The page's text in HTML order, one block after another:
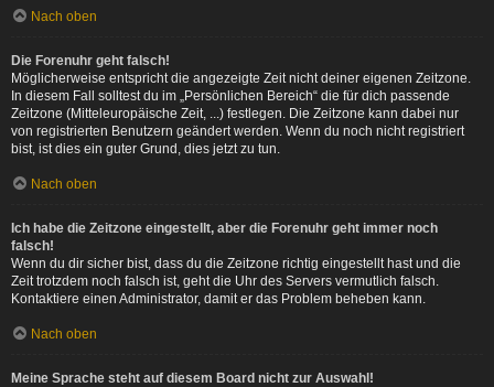
Nach oben
Die Forenuhr geht falsch!
Möglicherweise entspricht die angezeigte Zeit nicht deiner eigenen Zeitzone.
In diesem Fall solltest du im „Persönlichen Bereich“ die für dich passende
Zeitzone (Mitteleuropäische Zeit, ...) festlegen. Die Zeitzone kann dabei nur
von registrierten Benutzern geändert werden. Wenn du noch nicht registriert
bist, ist dies ein guter Grund, dies jetzt zu tun.
Nach oben
Ich habe die Zeitzone eingestellt, aber die Forenuhr geht immer noch
falsch!
Wenn du dir sicher bist, dass du die Zeitzone richtig eingestellt hast und die
Zeit trotzdem noch falsch ist, geht die Uhr des Servers vermutlich falsch.
Kontaktiere einen Administrator, damit er das Problem beheben kann.
Nach oben
Meine Sprache steht auf diesem Board nicht zur Auswahl!